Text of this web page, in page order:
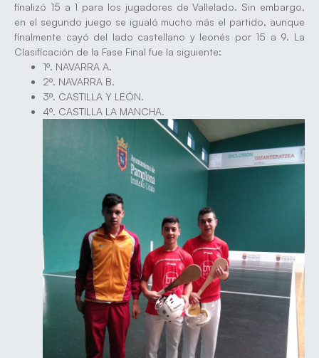
finalizó 15 a 1 para los jugadores de Vallelado. Sin embargo,
en el segundo juego se igualó mucho más el partido, aunque
finalmente cayó del lado castellano y leonés por 15 a 9. La
Clasificación de la Fase Final fue la siguiente:
1º. NAVARRA A.
2º. NAVARRA B.
3º. CASTILLA Y LEÓN.
4º. CASTILLA LA MANCHA.